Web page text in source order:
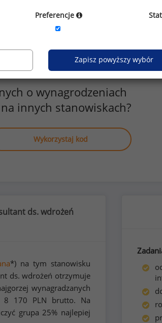
o wynagrodzeniach
innych stanowiskach?
Wykorzystaj kod
ds. wdrożeń
*) na tym stanowisku
ds. wdrożeń otrzymuje
wynagradzanych
8 170 PLN brutto. Na
grupa 25% najlepiej
Preferencje
Zapisz powyższy wybór